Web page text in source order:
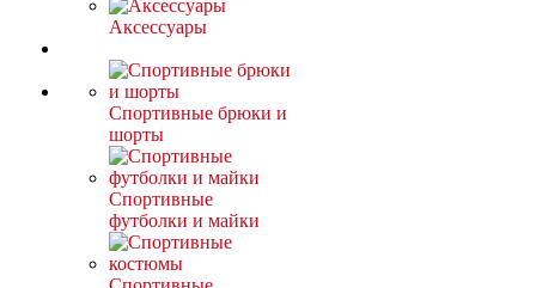
Аксессуары
Спортивные брюки и
шорты
Спортивные
футболки и майки